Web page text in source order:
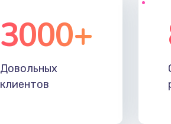
3000+
Довольных
клиентов